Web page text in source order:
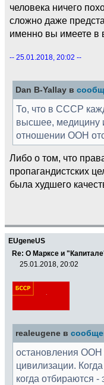
человека ничего
сложно даже
именно вы имеете в
-- 25.01.2018, 20:02 --
Dan B-Yallay в
То, что в СССР
высшее, медицину
отношении ООН
Либо о том, что
пропагандистских
была худшего
EUgeneUS
Re: О Марксе и
25.01.2018, 20:02
realeugene в
остановления ООН
цивилизации.
когда отбираются